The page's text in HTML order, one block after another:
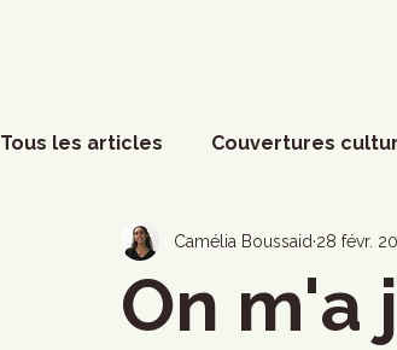
Tous les articles Couvertures
Phénomènes sociaux Dossier
Musique Société
On
Camélia Boussaid 28 févr.